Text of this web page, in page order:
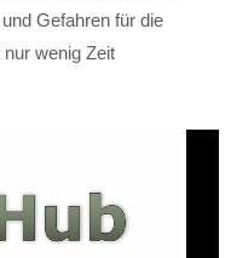
Gefahren für die
wenig Zeit